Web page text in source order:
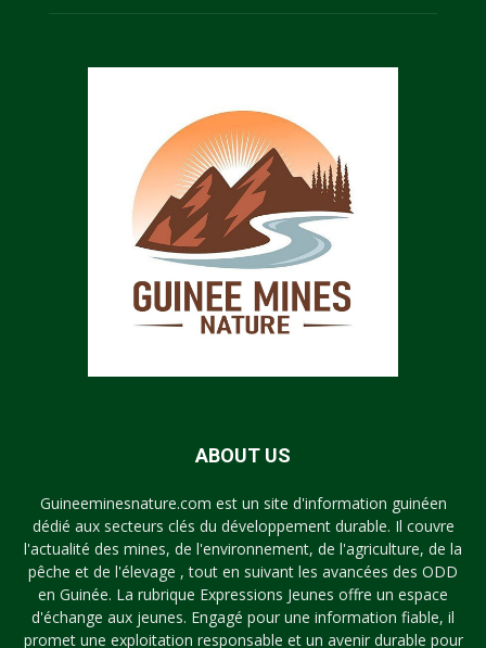
ABOUT US
Guineeminesnature.com est un site d'information guinéen
dédié aux secteurs clés du développement durable. Il couvre
l'actualité des mines, de l'environnement, de l'agriculture, de la
pêche et de l'élevage , tout en suivant les avancées des ODD
en Guinée. La rubrique Expressions Jeunes offre un espace
d'échange aux jeunes. Engagé pour une information fiable, il
promet une exploitation responsable et un avenir durable pour